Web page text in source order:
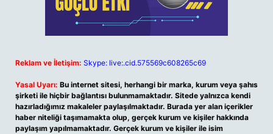
Reklam ve İletişim: Skype: live:.cid.575569c608265c69
Yasal Uyarı: Bu internet sitesi, herhangi bir marka, kurum veya şahıs
şirketi ile hiçbir bağlantısı bulunmamaktadır. Sitede yalnızca kendi
hazırladığımız makaleler paylaşılmaktadır. Burada yer alan içerikler
haber niteliği taşımamakta olup, gerçek kurum ve kişiler hakkında
paylaşım yapılmamaktadır. Gerçek kurum ve kişiler ile isim